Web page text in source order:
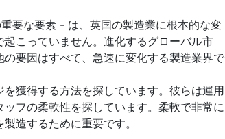
要な要素 - は、英国の製造業に根本的な変
こっていません。進化するグローバル市
要因はすべて、急速に変化する製造業界で
獲得する方法を探しています。彼らは運用
フの柔軟性を探しています。柔軟で非常に
造するために重要です。